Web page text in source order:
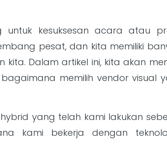
kesuksesan acara atau
pesat, dan kita memiliki
kita. Dalam artikel ini, kita akan
memilih vendor visual
yang telah kami lakukan
kami bekerja dengan